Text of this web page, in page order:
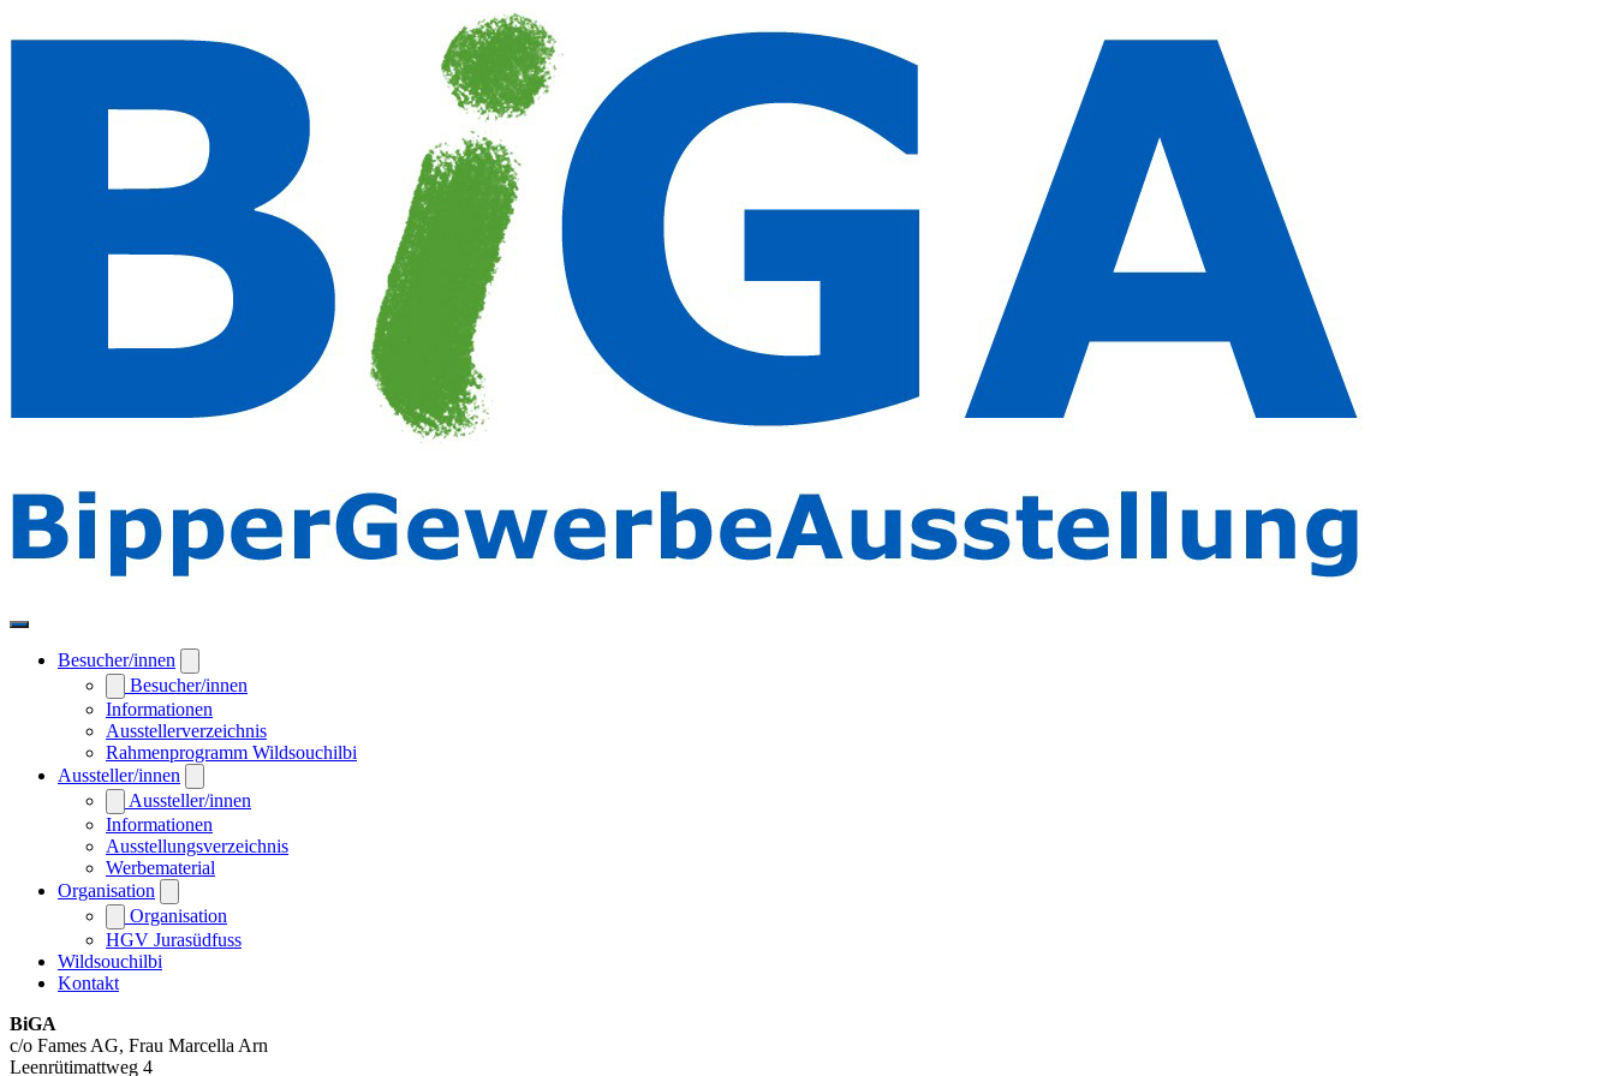
Besucher/innen
Besucher/innen
Informationen
Ausstellerverzeichnis
Rahmenprogramm Wildsouchilbi
Aussteller/innen
Aussteller/innen
Informationen
Ausstellungsverzeichnis
Werbematerial
Organisation
Organisation
HGV Jurasüdfuss
Wildsouchilbi
Kontakt
BiGA
c/o Fames AG, Frau Marcella Arn
Leenrütimattweg 4